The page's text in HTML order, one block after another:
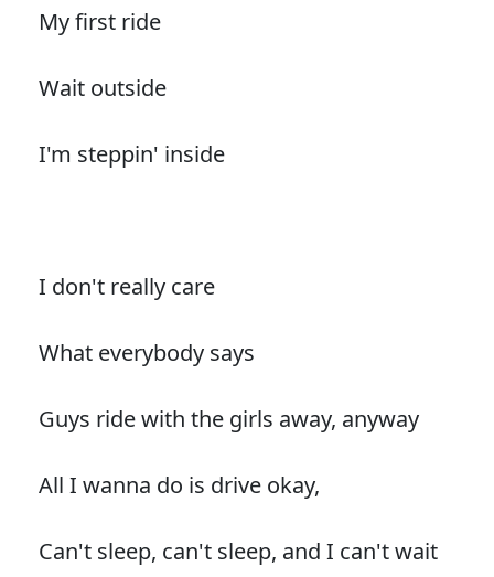
My first ride
Wait outside
I'm steppin' inside
I don't really care
What everybody says
Guys ride with the girls away, anyway
All I wanna do is drive okay,
Can't sleep, can't sleep, and I can't wait